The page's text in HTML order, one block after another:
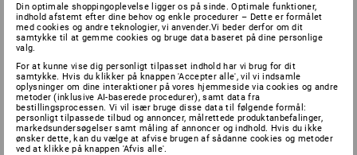
Din optimale shoppingoplevelse ligger os på sinde. Optimale funktioner,
indhold afstemt efter dine behov og enkle procedurer – Dette er formålet
med cookies og andre teknologier, vi anvender.Vi beder derfor om dit
samtykke til at gemme cookies og bruge data baseret på dine personlige
valg.
For at kunne vise dig personligt tilpasset indhold har vi brug for dit
samtykke. Hvis du klikker på knappen 'Accepter alle', vil vi indsamle
oplysninger om dine interaktioner på vores hjemmeside via cookies og andre
metoder (inklusive AI-baserede procedurer), samt data fra
bestillingsprocessen. Vi vil især bruge disse data til følgende formål:
personligt tilpassede tilbud og annoncer, målrettede produktanbefalinger,
markedsundersøgelser samt måling af annoncer og indhold. Hvis du ikke
ønsker dette, kan du vælge at afvise brugen af sådanne cookies og metoder
ved at klikke på knappen 'Afvis alle'.